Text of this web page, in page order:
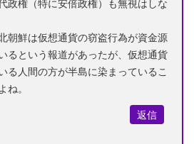
政権（特に安倍政権）も無視はしな
朝鮮は仮想通貨の窃盗行為が資金源
るという報道があったが、仮想通貨
る人間の方が半島に染まっているこ
ね。
返信